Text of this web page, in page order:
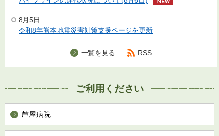
8月5日
令和8年熊本地震災害対策支援ページを更新
一覧を見る RSS
ご利用ください
芦屋病院